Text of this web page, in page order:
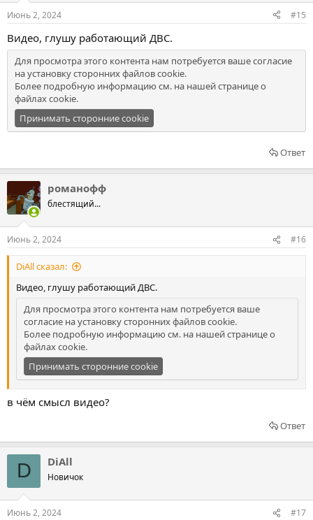
Июнь 2, 2024 #15
Видео, глушу работающий ДВС.
Для просмотра этого контента нам потребуется ваше согласие
на установку сторонних файлов cookie.
Более подробную информацию см. на нашейстранице о
файлах cookie.
Принимать сторонние cookie
Ответ
романофф
блестящий...
Июнь 2, 2024 #16
DiAll сказал:
Видео, глушу работающий ДВС.
Для просмотра этого контента нам потребуется ваше
согласие на установку сторонних файлов cookie.
Более подробную информацию см. на нашейстранице о
файлах cookie.
Принимать сторонние cookie
в чём смысл видео?
Ответ
D DiAll
Новичок
Июнь 2, 2024 #17